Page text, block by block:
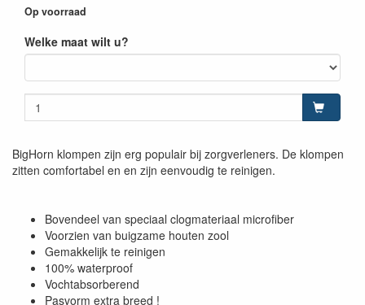
Op voorraad
Welke maat wilt u?
BigHorn klompen zijn erg populair bij zorgverleners. De klompen
zitten comfortabel en en zijn eenvoudig te reinigen.
Bovendeel van speciaal clogmateriaal microfiber
Voorzien van buigzame houten zool
Gemakkelijk te reinigen
100% waterproof
Vochtabsorberend
Pasvorm extra breed !